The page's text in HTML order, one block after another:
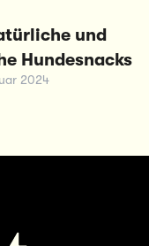
und
Hundesnacks
2024